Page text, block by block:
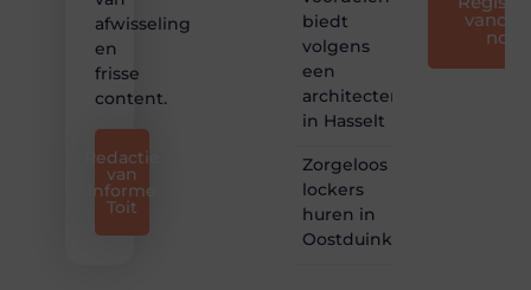
afwisseling
en
frisse
content.
Redactie
van
Informe
Toit
biedt
volgens
een
architectenbureau
in Hasselt
Zorgeloos
lockers
huren in
Oostduinkerke
nog